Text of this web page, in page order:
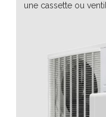
une cassette ou